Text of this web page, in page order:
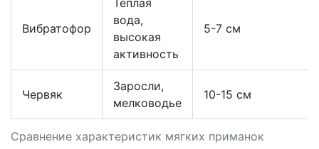
Сравнение характеристик мягких приманок
Вибратофор
Тёплая
вода,
высокая
активность
5-7 см
Червяк
Заросли,
мелководье
10-15 см